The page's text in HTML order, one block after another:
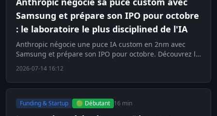
Samsung et prépare son IPO pour octobre
: le laboratoire le plus disciplined de l'IA
Anthropic négocie une puce IA custom en 2nm avec
Samsung et prépare son IPO pour octobre. Découvrez la
2026-07-14 16:12
Funding & Startup 🟢 Débutant 16 min